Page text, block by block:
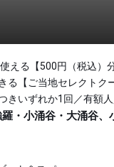
える【500円（税込）
る【ご当地セレクトク
きいずれか1回／有額
・小涌谷・大涌谷、